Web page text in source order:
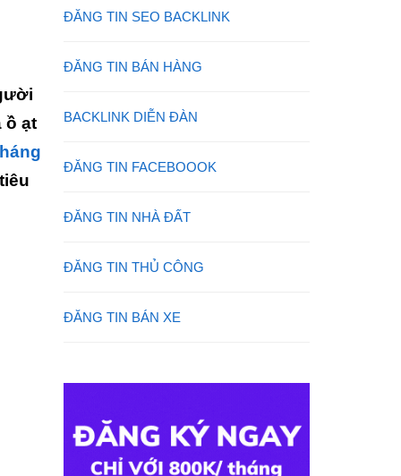
ồ ạt
ĐĂNG TIN SEO BACKLINK
ĐĂNG TIN BÁN HÀNG
BACKLINK DIỄN ĐÀN
ĐĂNG TIN FACEBOOOK
ĐĂNG TIN NHÀ ĐẤT
ĐĂNG TIN THỦ CÔNG
ĐĂNG TIN BÁN XE